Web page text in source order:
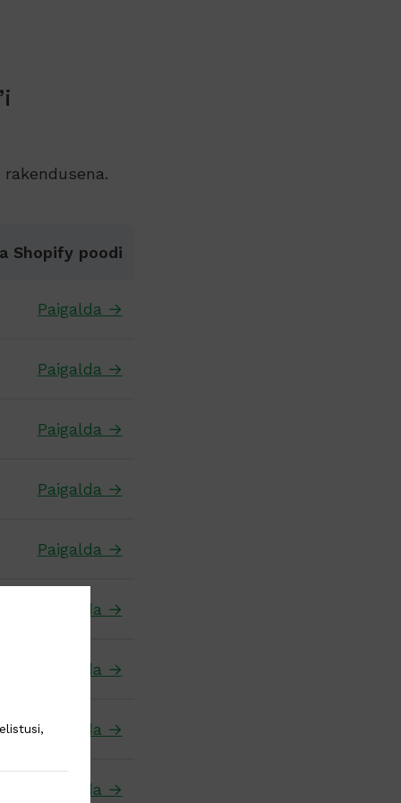
Shopify poodi
Paigalda →
Paigalda →
Paigalda →
Paigalda →
Paigalda →
Paigalda →
Paigalda →
Paigalda →
Paigalda →